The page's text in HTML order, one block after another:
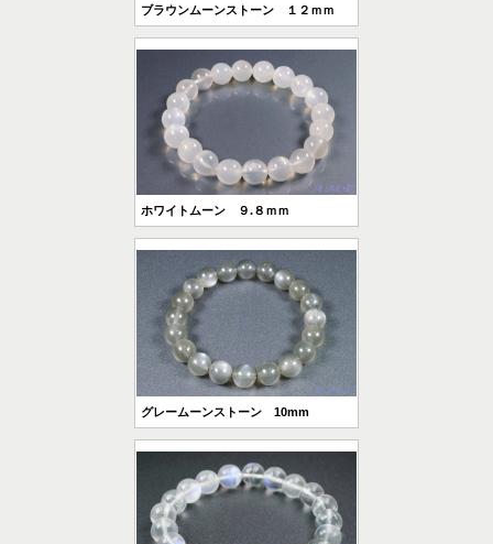
ブラウンムーンストーン １２ｍｍ
ホワイトムーン ９.８ｍｍ
グレームーンストーン 10mm